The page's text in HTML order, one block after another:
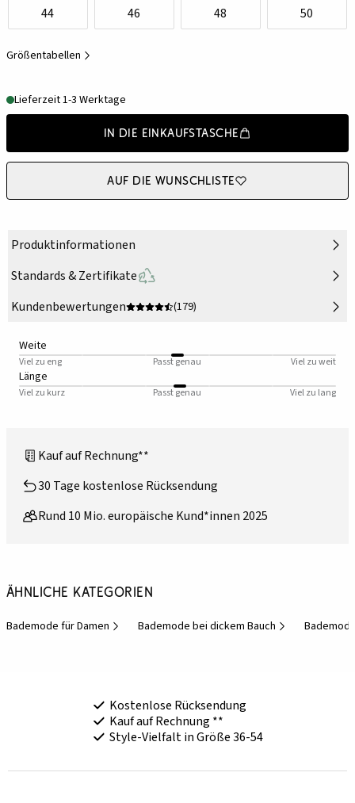
44 46 48 50
Größentabellen
Lieferzeit 1-3 Werktage
In die Einkaufstasche
Auf die Wunschliste
Produktinformationen
Standards & Zertifikate
Kundenbewertungen
(179)
Weite
Viel zu eng Passt genau Viel zu weit
Länge
Viel zu kurz Passt genau Viel zu lang
Kauf auf Rechnung**
30 Tage kostenlose Rücksendung
Rund 10 Mio. europäische Kund*innen 2025
Ähnliche Kategorien
Bademode für Damen Bademode bei dickem Bauch
Kostenlose Rücksendung
Kauf auf Rechnung **
Style-Vielfalt in Größe 36-54